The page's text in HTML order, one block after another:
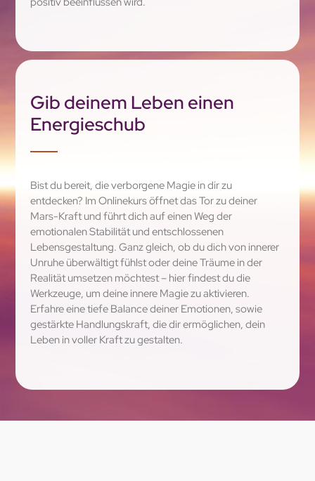
Gib deinem Leben einen
Energieschub
Bist du bereit, die verborgene Magie in dir zu
entdecken? Im Onlinekurs öffnet das Tor zu deiner
Mars-Kraft und führt dich auf einen Weg der
emotionalen Stabilität und entschlossenen
Lebensgestaltung. Ganz gleich, ob du dich von innerer
Unruhe überwältigt fühlst oder deine Träume in der
Realität umsetzen möchtest – hier findest du die
Werkzeuge, um deine innere Magie zu aktivieren.
Erfahre eine tiefe Balance deiner Emotionen, sowie
gestärkte Handlungskraft, die dir ermöglichen, dein
Leben in voller Kraft zu gestalten.